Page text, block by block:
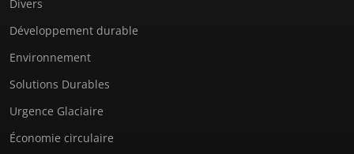
Divers
Développement durable
Environnement
Solutions Durables
Urgence Glaciaire
Économie circulaire